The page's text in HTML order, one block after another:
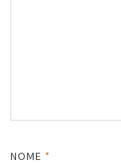
NOME *